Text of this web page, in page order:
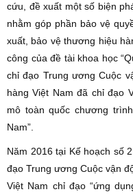
cứu, đề xuất một số biện
nhằm góp phần bảo vệ
xuất, bảo vệ thương hiệu
công của đề tài khoa học
chỉ đạo Trung ương Cuộc
hàng Việt Nam đã chỉ đạo
mô toàn quốc chương
Nam”.
Năm 2016 tại Kế hoạch số
đạo Trung ương Cuộc vận
Việt Nam chỉ đạo “ứng